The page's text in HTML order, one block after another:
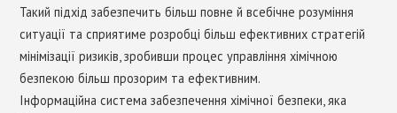
Такий підхід забезпечить більш повне й всебічне розуміння
ситуації та сприятиме розробці більш ефективних стратегій
мінімізації ризиків, зробивши процес управління хімічною
безпекою більш прозорим та ефективним.
Інформаційна система забезпечення хімічної безпеки, яка